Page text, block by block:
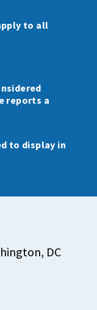
to all
reports a
to display in
DC